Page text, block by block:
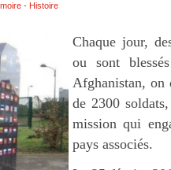
- Histoire
Chaque jour,
ou sont
Afghanistan, on
de 2300
mission qui
pays associés.